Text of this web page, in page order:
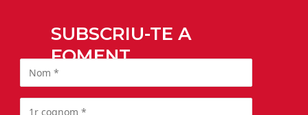
SUBSCRIU-TE A
FOMENT